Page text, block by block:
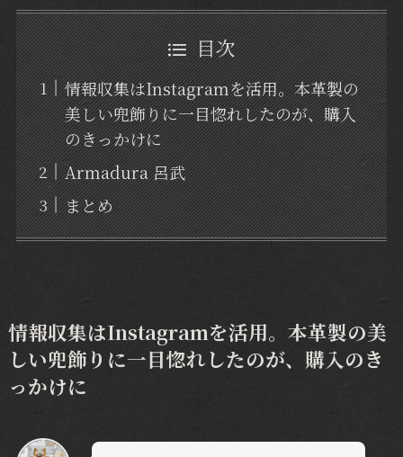
目次
情報収集はInstagramを活用。本革製の
美しい兜飾りに一目惚れしたのが、購入
のきっかけに
Armadura 呂武
まとめ
情報収集はInstagramを活用。本革製の美
しい兜飾りに一目惚れしたのが、購入のき
っかけに